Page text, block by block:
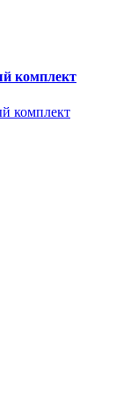
комплект